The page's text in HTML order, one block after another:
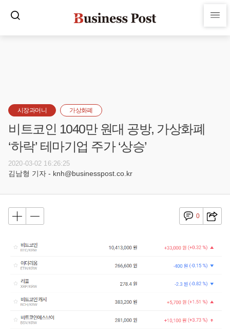
시장과머니 가상화폐
비트코인 1040만 원대 공방, 가상화폐
‘하락’ 테마기업 주가 ‘상승’
2020-03-02 16:26:25
김남형 기자 - knh@businesspost.co.kr
0